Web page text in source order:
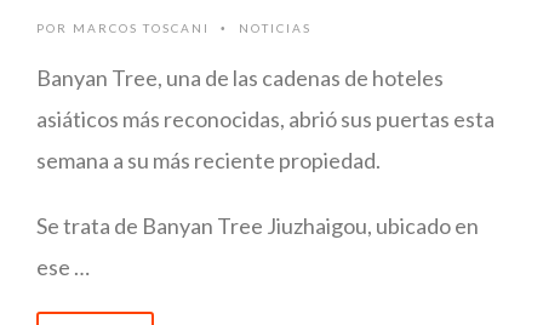
POR MARCOS TOSCANI • NOTICIAS
Banyan Tree, una de las cadenas de hoteles
asiáticos más reconocidas, abrió sus puertas esta
semana a su más reciente propiedad.
Se trata de Banyan Tree Jiuzhaigou, ubicado en
ese …